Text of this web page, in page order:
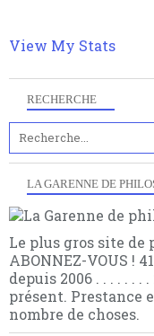
RECHERCHE
LA GARENNE DE
Le plus gros site de
ABONNEZ-VOUS !
depuis 2006 . . . . . . .
présent. Prestance
nombre de choses.
multiples facteurs
choses.
View My Stats